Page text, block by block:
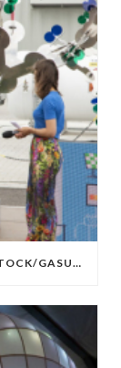
OPENING WATERSTOFINSTALLATIE HYSTOCK/GASUNIE